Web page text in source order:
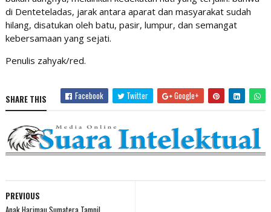
di Denteteladas, jarak antara aparat dan masyarakat sudah
hilang, disatukan oleh batu, pasir, lumpur, dan semangat
kebersamaan yang sejati.
Penulis zahyak/red.
SHARE THIS Facebook Twitter Google+
PREVIOUS
Anak Harimau Sumatera Tampil